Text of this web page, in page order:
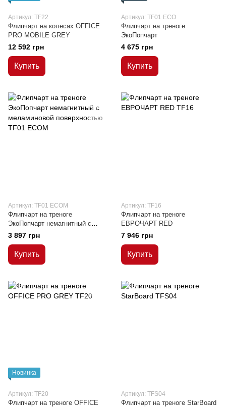
Артикул: TF22
Флипчарт на колесах OFFICE
PRO MOBILE GREY
12 592 грн
Купить
Артикул: TF01 ECO
Флипчарт на треноге
ЭкоПопчарт
4 675 грн
Купить
Артикул: TF01 ECOM
Флипчарт на треноге
ЭкоПопчарт немагнитный с
меламиновой поверхностью
3 897 грн
Купить
Артикул: TF16
Флипчарт на треноге
ЕВРОЧАРТ RED
7 946 грн
Купить
Новинка
Артикул: TF20
Флипчарт на треноге OFFICE
Артикул: TFS04
Флипчарт на треноге StarBoard